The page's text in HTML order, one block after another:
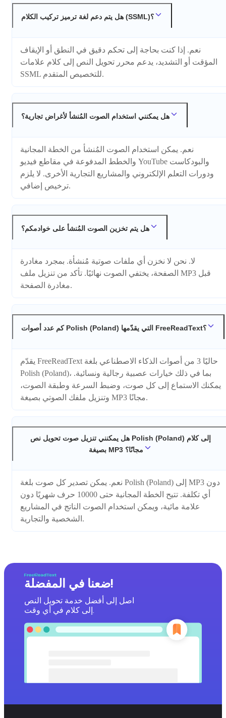
هل يتم دعم لغة ترميز تركيب الكلام (SSML)؟
نعم. إذا كنت بحاجة إلى تحكم دقيق في النطق أو الإيقاف
المؤقت أو التشديد، يدعم محرر تحويل النص إلى كلام علامات
SSML للتخصيص المتقدم.
هل يمكنني استخدام الصوت المُنشأ لأغراض تجارية؟
نعم. يمكن استخدام الصوت المُنشأ من الخطة المجانية
والخطط المدفوعة في مقاطع فيديو YouTube والبودكاست
ودورات التعلم الإلكتروني والمشاريع التجارية الأخرى. لا يلزم
ترخيص إضافي.
هل يتم تخزين الصوت المُنشأ على خوادمكم؟
لا. نحن لا نخزن أي ملفات صوتية مُنشأة. بمجرد مغادرة
الصفحة، يختفي الصوت نهائيًا. تأكد من تنزيل ملف MP3 قبل
مغادرة الصفحة.
كم عدد أصوات Polish (Poland) التي يقدّمها FreeReadText؟
يقدّم FreeReadText حاليًا 3 من أصوات الذكاء الاصطناعي بلغة
Polish (Poland)، بما في ذلك خيارات عصبية رجالية ونسائية.
يمكنك الاستماع إلى كل صوت، وضبط السرعة وطبقة الصوت،
وتنزيل ملفك الصوتي بصيغة MP3 مجانًا.
هل يمكنني تنزيل صوت تحويل نص Polish (Poland) إلى كلام
بصيغة MP3 مجانًا؟
نعم. يمكن تصدير كل صوت بلغة Polish (Poland) إلى MP3 دون
أي تكلفة. تتيح الخطة المجانية حتى 10000 حرف شهريًا دون
علامة مائية، ويمكن استخدام الصوت الناتج في المشاريع
الشخصية والتجارية.
ضعنا في المفضلة!
اصل إلى أفضل خدمة تحويل النص
إلى كلام في أي وقت.